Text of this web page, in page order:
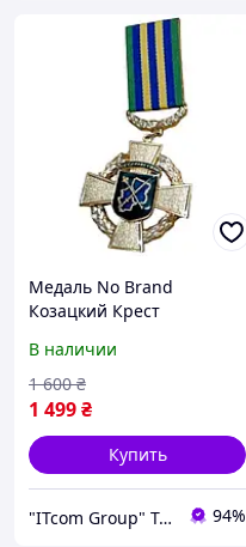
Медаль No Brand
Козацкий Крест
степени с бланком
50х53х1,5 мм Золотистый
(hub_bckqub)
В наличии
1 499₴
1 600 ₴
Купить
"ITcom Group" Technology Distribution 94%